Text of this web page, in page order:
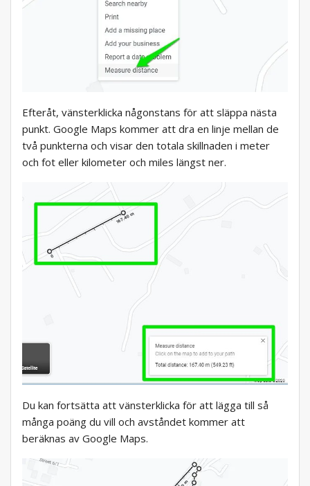
Efteråt, vänsterklicka någonstans för att släppa nästa
punkt. Google Maps kommer att dra en linje mellan de
två punkterna och visar den totala skillnaden i meter
och fot eller kilometer och miles längst ner.
Du kan fortsätta att vänsterklicka för att lägga till så
många poäng du vill och avståndet kommer att
beräknas av Google Maps.